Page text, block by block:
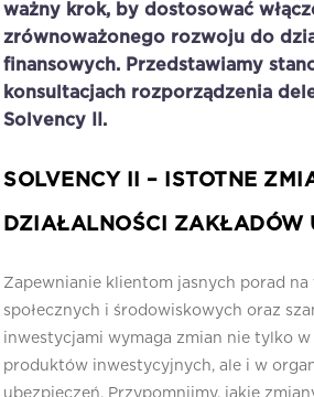
ważny krok, by dostosować
zrównoważonego rozwoju do
finansowych. Przedstawiamy
konsultacjach rozporządzenia
Solvency II .
SOLVENCY II – ISTOTNE
DZIAŁALNOŚCI ZAKŁADÓW
Zapewnianie klientom jasnych porad na
społecznych i środowiskowych oraz
inwestycjami wymaga zmian nie tylko
produktów inwestycyjnych, ale i w